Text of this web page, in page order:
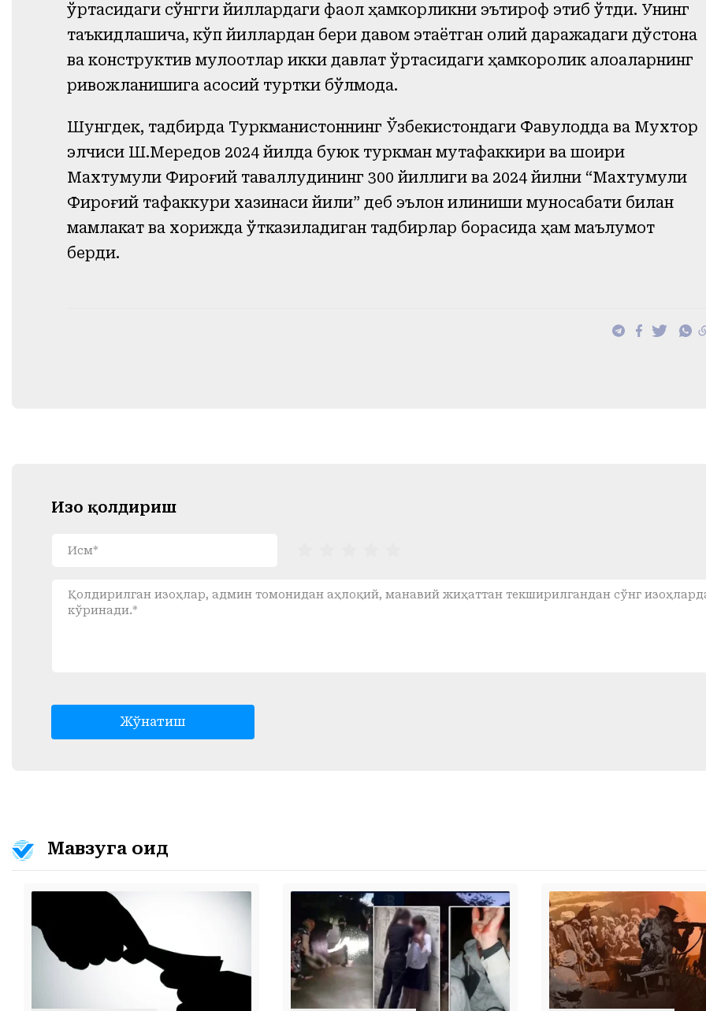
ўртасидаги сўнгги йиллардаги фаол ҳамкорликни эътироф этиб ўтди. Унинг
таъкидлашича, кўп йиллардан бери давом этаётган олий даражадаги дўстона
ва конструктив мулоқотлар икки давлат ўртасидаги ҳамкоролик алоқаларнинг
ривожланишига асосий туртки бўлмоқда.
Шунгдек, тадбирда Туркманистоннинг Ўзбекистондаги Фавқулодда ва Мухтор
элчиси Ш.Мередов 2024 йилда буюк туркман мутафаккири ва шоири
Махтумқули Фироғий таваллудининг 300 йиллиги ва 2024 йилни “Махтумқули
Фироғий тафаккури хазинаси йили” деб эълон қилиниши муносабати билан
мамлакат ва хорижда ўтказиладиган тадбирлар борасида ҳам маълумот
берди.
Изоҳ қолдириш
Жўнатиш
Мавзуга оид